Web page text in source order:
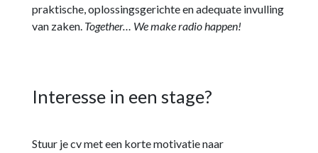
praktische, oplossingsgerichte en adequate invulling
van zaken. Together… We make radio happen!
Interesse in een stage?
Stuur je cv met een korte motivatie naar